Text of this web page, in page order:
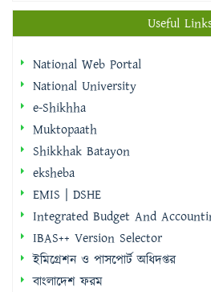
Useful
National Web Portal
National University
e-Shikhha
Muktopaath
Shikkhak Batayon
eksheba
EMIS | DSHE
Integrated Budget And
IBAS++ Version Selector
ইমিগ্রেশন ও পাসপোর্ট অধিদপ্তর
বাংলাদেশ ফরম